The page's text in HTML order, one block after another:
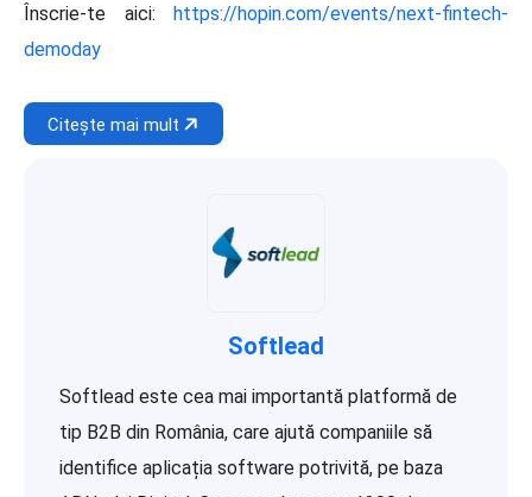
Înscrie-te aici: https://hopin.com/events/next-fintech-
demoday
Citește mai mult
Softlead
Softlead este cea mai importantă platformă de
tip B2B din România, care ajută companiile să
identifice aplicația software potrivită, pe baza